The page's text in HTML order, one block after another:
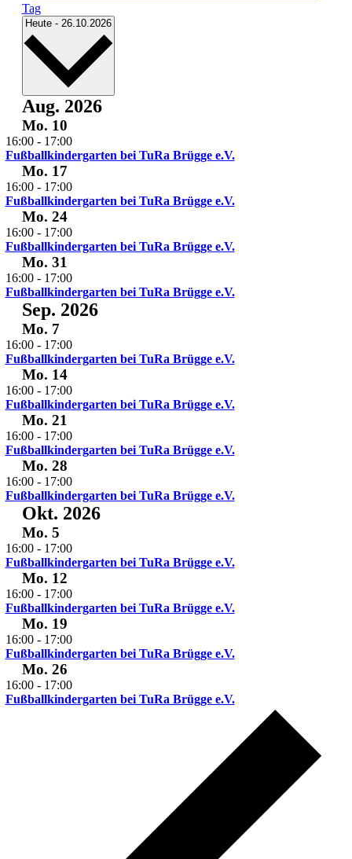
Tag
Heute - 26.10.2026 Datum
Aug. 2026
Mo. 10
16:00- 17:00
Fußballkindergarten bei TuRa Brügge e.V.
Mo. 17
16:00- 17:00
Fußballkindergarten bei TuRa Brügge e.V.
Mo. 24
16:00- 17:00
Fußballkindergarten bei TuRa Brügge e.V.
Mo. 31
16:00- 17:00
Fußballkindergarten bei TuRa Brügge e.V.
Sep. 2026
Mo. 7
16:00- 17:00
Fußballkindergarten bei TuRa Brügge e.V.
Mo. 14
16:00- 17:00
Fußballkindergarten bei TuRa Brügge e.V.
Mo. 21
16:00- 17:00
Fußballkindergarten bei TuRa Brügge e.V.
Mo. 28
16:00- 17:00
Fußballkindergarten bei TuRa Brügge e.V.
Okt. 2026
Mo. 5
16:00- 17:00
Fußballkindergarten bei TuRa Brügge e.V.
Mo. 12
16:00- 17:00
Fußballkindergarten bei TuRa Brügge e.V.
Mo. 19
16:00- 17:00
Fußballkindergarten bei TuRa Brügge e.V.
Mo. 26
16:00- 17:00
Fußballkindergarten bei TuRa Brügge e.V.